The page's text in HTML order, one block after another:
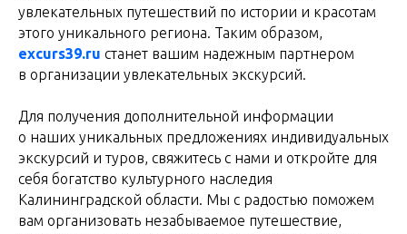
увлекательных путешествий по истории и красотам
этого уникального региона. Таким образом,
excurs39.ru станет вашим надежным партнером
в организации увлекательных экскурсий.
Для получения дополнительной информации
о наших уникальных предложениях индивидуальных
экскурсий и туров, свяжитесь с нами и откройте для
себя богатство культурного наследия
Калининградской области. Мы с радостью поможем
вам организовать незабываемое путешествие,